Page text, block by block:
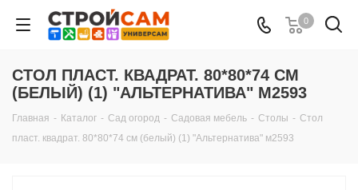
0
СТОЛ ПЛАСТ. КВАДРАТ. 80*80*74 СМ
(БЕЛЫЙ) (1) "АЛЬТЕРНАТИВА" М2593
Главная - Каталог - Сад огород - Садовая мебель - Столы - Стол
пласт. квадрат. 80*80*74 см (белый) (1) "Альтернатива" м2593